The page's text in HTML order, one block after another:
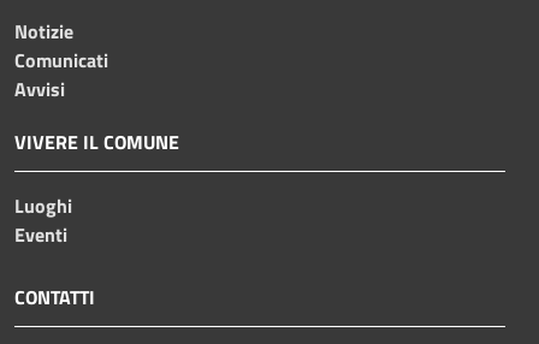
Notizie
Comunicati
Avvisi
VIVERE IL COMUNE
Luoghi
Eventi
CONTATTI